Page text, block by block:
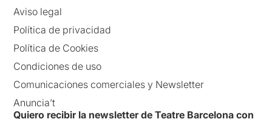
Aviso legal
Política de privacidad
Política de Cookies
Condiciones de uso
Comunicaciones comerciales y Newsletter
Anuncia’t
Quiero recibir la newsletter de Teatre Barcelona con